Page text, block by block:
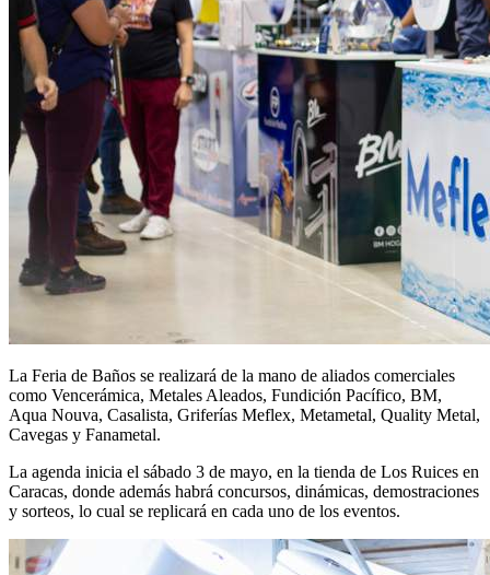
La Feria de Baños se realizará de la mano de aliados comerciales
como Vencerámica, Metales Aleados, Fundición Pacífico, BM,
Aqua Nouva, Casalista, Griferías Meflex, Metametal, Quality Metal,
Cavegas y Fanametal.
La agenda inicia el sábado 3 de mayo, en la tienda de Los Ruices en
Caracas, donde además habrá concursos, dinámicas, demostraciones
y sorteos, lo cual se replicará en cada uno de los eventos.